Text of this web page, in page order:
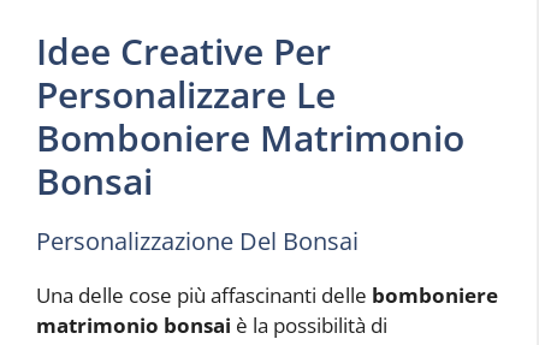
Idee Creative Per
Personalizzare Le
Bomboniere Matrimonio
Bonsai
Personalizzazione Del Bonsai
Una delle cose più affascinanti delle bomboniere
matrimonio bonsai è la possibilità di